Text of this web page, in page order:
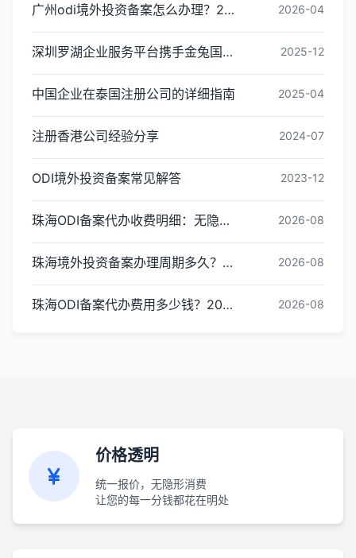
广州odi境外投资备案怎么办理？2026年最新流程详解 2026-04
深圳罗湖企业服务平台携手金兔国际ODI备案专家,共建跨境出海全链条服务新生态 2025-12
中国企业在泰国注册公司的详细指南 2025-04
注册香港公司经验分享 2024-07
ODI境外投资备案常见解答 2023-12
珠海ODI备案代办收费明细：无隐形消费更透明 2026-08
珠海境外投资备案办理周期多久？ODI备案下证时间 2026-08
珠海ODI备案代办费用多少钱？2026最新收费标准 2026-08
价格透明
统一报价，无隐形消费
让您的每一分钱都花在明处